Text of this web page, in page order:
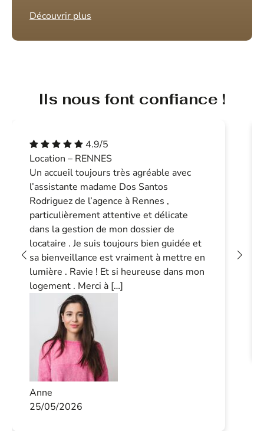
Découvrir plus
Ils nous font confiance !
4.9/5
Location – RENNES
Un accueil toujours très agréable avec
l’assistante madame Dos Santos
Rodriguez de l’agence à Rennes ,
particulièrement attentive et délicate
dans la gestion de mon dossier de
locataire . Je suis toujours bien guidée et
sa bienveillance est vraiment à mettre en
lumière . Ravie ! Et si heureuse dans mon
logement . Merci à […]
Anne
25/05/2026